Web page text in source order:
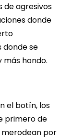
de agresivos
donde
donde se
más hondo.
el botín, los
primero de
merodean por